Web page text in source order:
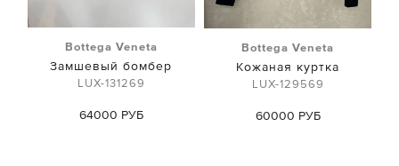
Bottega Veneta
Замшевый бомбер
LUX-131269
64000 РУБ
Bottega Veneta
Кожаная куртка
LUX-129569
60000 РУБ